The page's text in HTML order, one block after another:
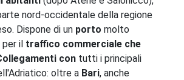
nord-occidentale della regione
Dispone di un porto molto
il traffico commerciale che
con tutti i principali
oltre a Bari, anche